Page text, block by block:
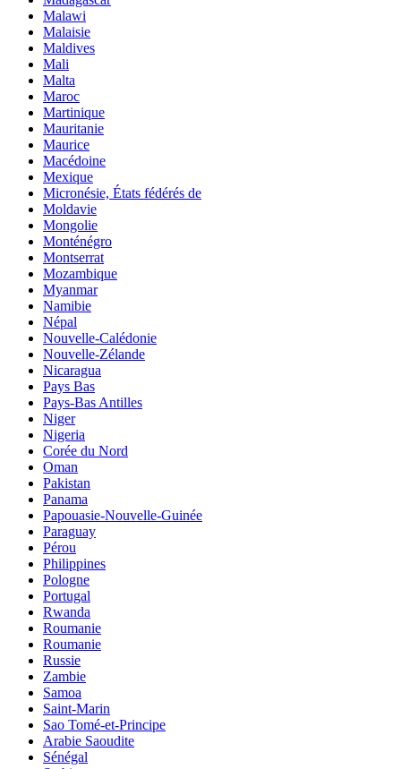
Malawi
Malaisie
Maldives
Mali
Malta
Maroc
Martinique
Mauritanie
Maurice
Macédoine
Mexique
Micronésie, États fédérés de
Moldavie
Mongolie
Monténégro
Montserrat
Mozambique
Myanmar
Namibie
Népal
Nouvelle-Calédonie
Nouvelle-Zélande
Nicaragua
Pays Bas
Pays-Bas Antilles
Niger
Nigeria
Corée du Nord
Oman
Pakistan
Panama
Papouasie-Nouvelle-Guinée
Paraguay
Pérou
Philippines
Pologne
Portugal
Rwanda
Roumanie
Roumanie
Russie
Zambie
Samoa
Saint-Marin
Sao Tomé-et-Principe
Arabie Saoudite
Sénégal